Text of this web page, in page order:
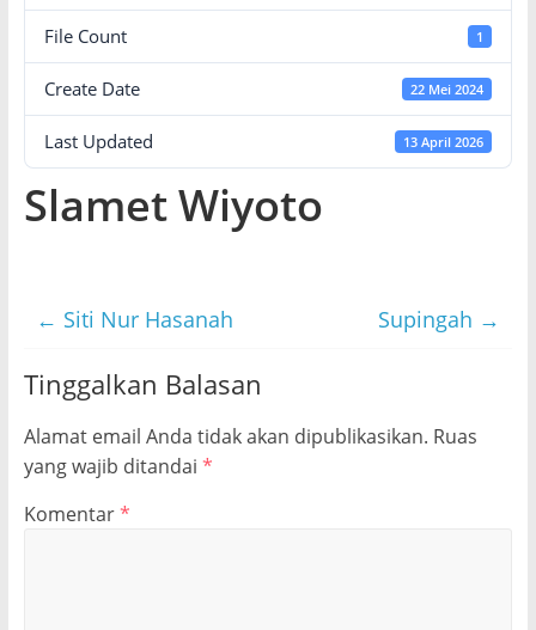
File Count 1
Create Date 22 Mei 2024
Last Updated 13 April 2026
Slamet Wiyoto
← Siti Nur Hasanah Supingah →
Tinggalkan Balasan
Alamat email Anda tidak akan dipublikasikan. Ruas
yang wajib ditandai *
Komentar*